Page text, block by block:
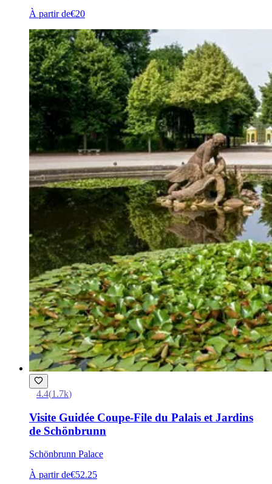
À partir de€20
4.4(1.7k)
Visite Guidée Coupe-File du Palais et Jardins
de Schönbrunn
Schönbrunn Palace
À partir de€52.25